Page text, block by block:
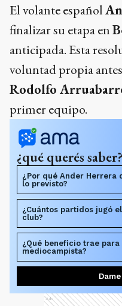
El volante español
finalizar su etapa en
anticipada. Esta
voluntad propia
Rodolfo
primer equipo.
¿qué querés saber?
¿Por qué Ander Herrera
lo previsto?
¿Cuántos partidos jugó
club?
¿Qué beneficio trae
mediocampista?
Ads